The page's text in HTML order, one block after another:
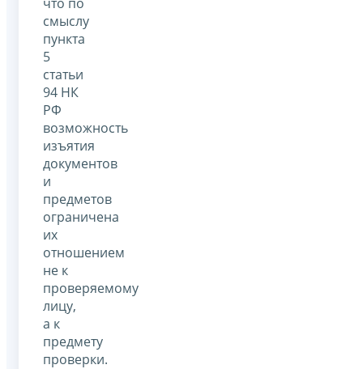
смыслу
пункта
5
статьи
94 НК
РФ
возможность
изъятия
документов
и
предметов
ограничена
их
отношением
не к
проверяемому
лицу,
а к
предмету
проверки.